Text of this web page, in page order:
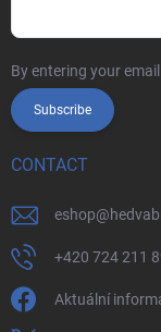
By entering your
Subscribe
CONTACT
eshop@
+420 724 211
Aktuální